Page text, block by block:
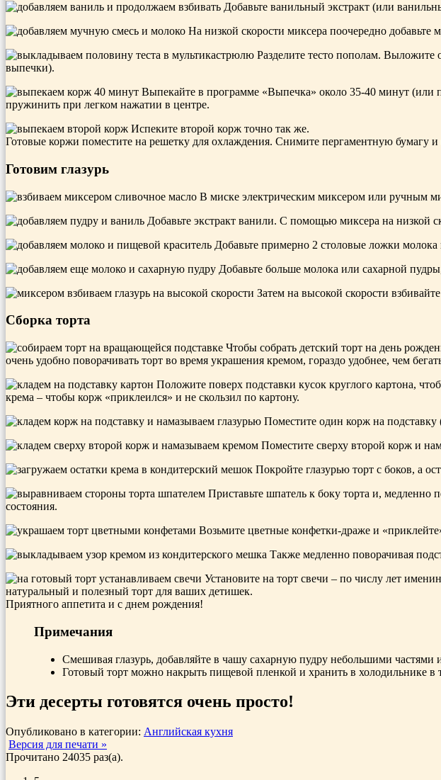
Добавьте ванильный экстракт (или
На низкой скорости миксера поочередно добавьте
Разделите тесто пополам.
выпечки).
Выпекайте в программе «Выпечка» около 35-40 минут (или
пружинить при легком нажатии в центре.
Испеките второй корж точно так же.
Готовые коржи поместите на решетку для охлаждения. Снимите пергаментную бумагу
Готовим глазурь
В миске электрическим миксером или ручным
Добавьте экстракт ванили. С помощью миксера на низкой
Добавьте примерно 2 столовые ложки молока
Добавьте больше молока или сахарной
Затем на высокой скорости
Сборка торта
Чтобы собрать детский торт на день
очень удобно поворачивать торт во время украшения кремом, гораздо удобнее, чем
Положите поверх подставки кусок круглого картона,
крема – чтобы корж «приклеился» и не скользил по картону.
Поместите один корж на подставку
Поместите сверху второй корж и
Покройте глазурью торт с боков, а
Приставьте шпатель к боку торта и, медленно
состояния.
Возьмите цветные конфетки-драже и
Также медленно поворачивая
Установите на торт свечи – по числу лет
натуральный и полезный торт для ваших детишек.
Приятного аппетита и с днем рождения!
Примечания
Смешивая глазурь, добавляйте в чашу сахарную пудру небольшими частями
Готовый торт можно накрыть пищевой пленкой и хранить в холодильнике в
Эти десерты готовятся очень просто!
Опубликовано в категории: Английская кухня
Версия для печати »
Прочитано 24035 раз(a).